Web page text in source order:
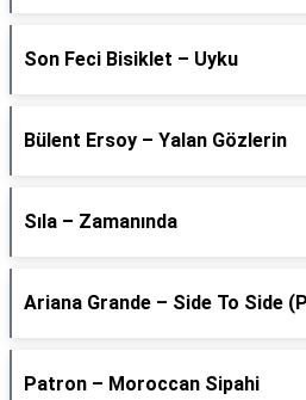
Son Feci Bisiklet – Uyku
Bülent Ersoy – Yalan Gözlerin
Sıla – Zamanında
Ariana Grande – Side To Side
Patron – Moroccan Sipahi